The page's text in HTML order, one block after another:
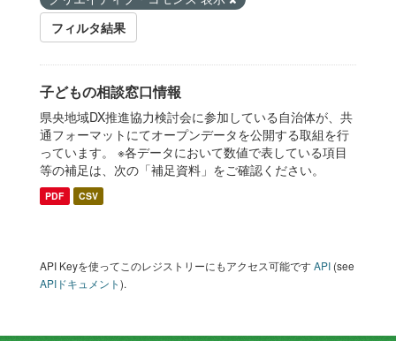
フィルタ結果
子どもの相談窓口情報
県央地域DX推進協力検討会に参加している自治体が、共
通フォーマットにてオープンデータを公開する取組を行
っています。 ※各データにおいて数値で表している項目
等の補足は、次の「補足資料」をご確認ください。
PDF CSV
API Keyを使ってこのレジストリーにもアクセス可能ですAPI (see
APIドキュメント).